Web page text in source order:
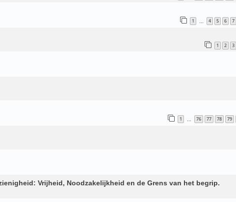
1 4 5 6 7
1 2 3
1 76 77 78 79
Vrijheid, Noodzakelijkheid en de Grens van het begrip.